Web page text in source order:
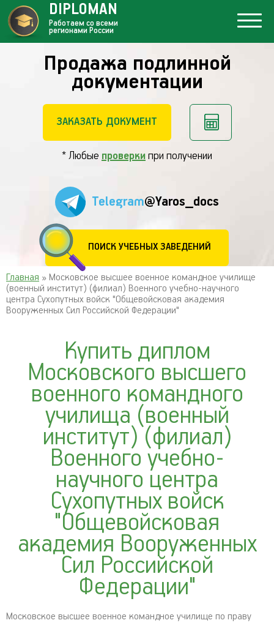
Продажа подлинной
документации
ЗАКАЗАТЬ ДОКУМЕНТ
* Любые проверки при получении
Telegram@Yaros_docs
ПОИСК УЧЕБНЫХ ЗАВЕДЕНИЙ
DIPLOMAN
Работаем со всеми
регионами России
Главная » Московское высшее военное командное училище
(военный институт) (филиал) Военного учебно-научного
центра Сухопутных войск "Общевойсковая академия
Вооруженных Сил Российской Федерации"
Купить диплом
Московского высшего
военного командного
училища (военный
институт) (филиал)
Военного учебно-
научного центра
Сухопутных войск
"Общевойсковая
академия Вооруженных
Сил Российской
Федерации"
Московское высшее военное командное училище по праву